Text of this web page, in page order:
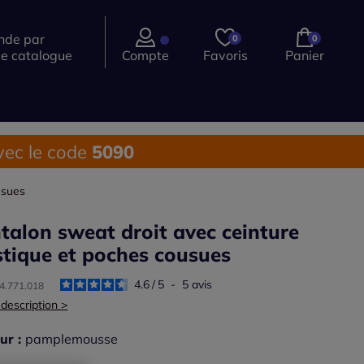
par
catalogue
Compte
0
Favoris
0
Panier
le code 5090
sweat droit avec ceinture
et poches cousues
4.6/ 5 - 5avis
>
: pamplemousse